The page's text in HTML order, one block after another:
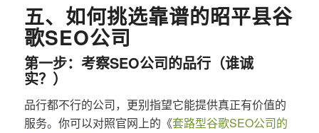
五、如何挑选靠谱的昭平县谷
歌SEO公司
第一步：考察SEO公司的品行（谁诚
实？）
品行都不行的公司，更别指望它能提供真正有价值的
服务。你可以对照官网上的《套路型谷歌SEO公司的